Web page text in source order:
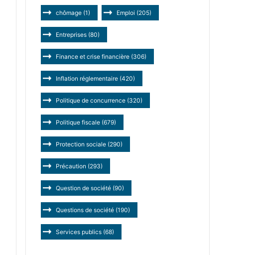
chômage (1) Emploi (205)
Entreprises (80)
Finance et crise financière (306)
Inflation réglementaire (420)
Politique de concurrence (320)
Politique fiscale (679)
Protection sociale (290)
Précaution (293)
Question de société (90)
Questions de société (190)
Services publics (68)